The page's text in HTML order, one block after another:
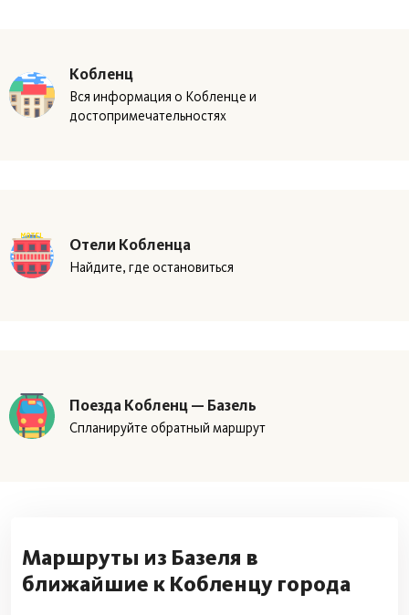
Кобленц
Вся информация о Кобленце и
достопримечательностях
Отели Кобленца
Найдите, где остановиться
Поезда Кобленц — Базель
Спланируйте обратный маршрут
Маршруты из Базеля в
ближайшие к Кобленцу города